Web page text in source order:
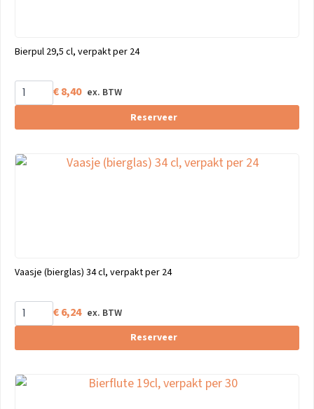
Bierpul 29,5 cl, verpakt per 24
€8,40
Reserveer
Vaasje (bierglas) 34 cl, verpakt per 24
€6,24
Reserveer